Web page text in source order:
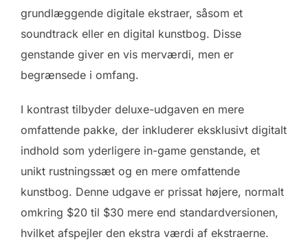
grundlæggende digitale ekstraer, såsom et
soundtrack eller en digital kunstbog. Disse
genstande giver en vis merværdi, men er
begrænsede i omfang.
I kontrast tilbyder deluxe-udgaven en mere
omfattende pakke, der inkluderer eksklusivt digitalt
indhold som yderligere in-game genstande, et
unikt rustningssæt og en mere omfattende
kunstbog. Denne udgave er prissat højere, normalt
omkring $20 til $30 mere end standardversionen,
hvilket afspejler den ekstra værdi af ekstraerne.